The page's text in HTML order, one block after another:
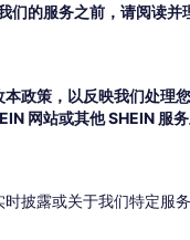
们的服务之前，请阅读并
政策，以反映我们处理
网站或其他 SHEIN
披露或关于我们特定服